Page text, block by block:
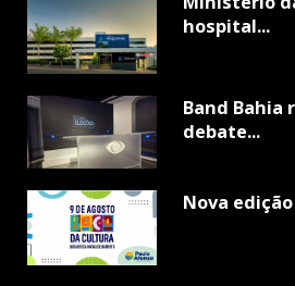
hospital...
Band Bahia
debate...
Nova